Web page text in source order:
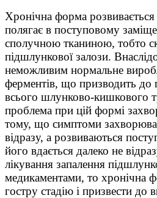
Хронічна форма
полягає в поступовому
сполучною тканиною, тобто
підшлункової залози.
неможливим нормальне
ферментів, що призводить
всього шлунково-кишкового
проблема при цій формі
тому, що симптоми
відразу, а розвиваються
його вдається далеко не
лікування запалення
медикаментами, то хронічна
гостру стадію і призвести до